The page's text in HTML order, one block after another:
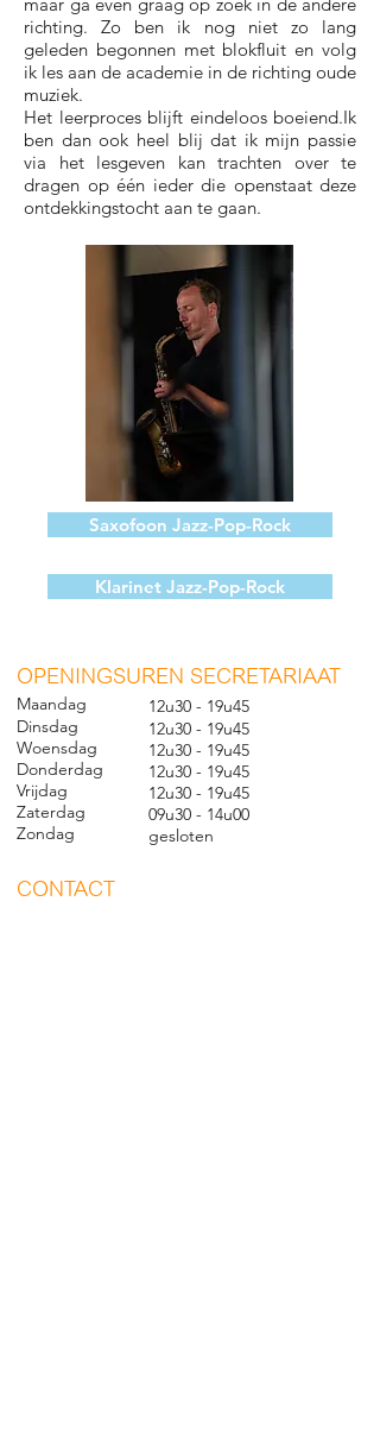
richting. Zo ben ik nog niet zo lang
geleden begonnen met blokfluit en volg
ik les aan de academie in de richting oude
muziek.
Het leerproces blijft eindeloos boeiend.Ik
ben dan ook heel blij dat ik mijn passie
via het lesgeven kan trachten over te
dragen op één ieder die openstaat deze
ontdekkingstocht aan te gaan.
Saxofoon Jazz-Pop-Rock
Klarinet Jazz-Pop-Rock
OPENINGSUREN SECRETARIAAT
Maandag
Dinsdag
Woensdag
Donderdag
Vrijdag
Zaterdag
Zondag
12u30 - 19u45
12u30 - 19u45
12u30 - 19u45
12u30 - 19u45
12u30 - 19u45
09u30 - 14u00
gesloten
CONTACT